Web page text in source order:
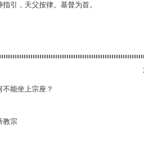
引，天父按律。基督为首。
督吗？为何不能坐上宗座
教宗